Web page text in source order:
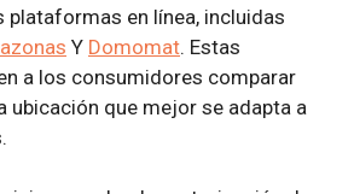
plataformas en línea, incluidas
Y Domomat. Estas
a los consumidores comparar
ubicación que mejor se adapta a